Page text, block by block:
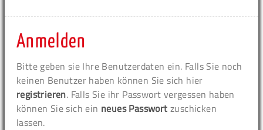
Anmelden
Bitte geben sie Ihre Benutzerdaten ein. Falls Sie noch
keinen Benutzer haben können Sie sich hier
registrieren. Falls Sie ihr Passwort vergessen haben
können Sie sich ein neues Passwort zuschicken
lassen.